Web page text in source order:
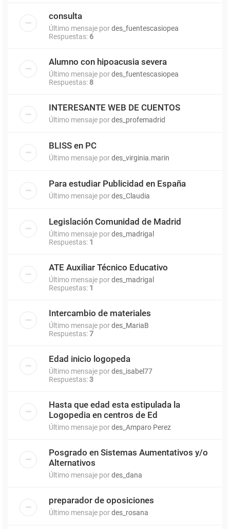
consulta
Último mensaje pordes_fuentescasiopea
Respuestas: 6
Alumno con hipoacusia severa
Último mensaje pordes_fuentescasiopea
Respuestas: 8
INTERESANTE WEB DE CUENTOS
Último mensaje pordes_profemadrid
BLISS en PC
Último mensaje pordes_virginia.marin
Para estudiar Publicidad en España
Último mensaje pordes_Claudia
Legislación Comunidad de Madrid
Último mensaje pordes_madrigal
Respuestas: 1
ATE Auxiliar Técnico Educativo
Último mensaje pordes_madrigal
Respuestas: 1
Intercambio de materiales
Último mensaje pordes_MariaB
Respuestas:7
Edad inicio logopeda
Último mensaje pordes_isabel77
Respuestas:3
Hasta que edad esta estipulada la
Logopedia en centros de Ed
Último mensaje pordes_Amparo Perez
Posgrado en Sistemas Aumentativos y/o
Alternativos
Último mensaje pordes_dana
preparador de oposiciones
Último mensaje pordes_rosana